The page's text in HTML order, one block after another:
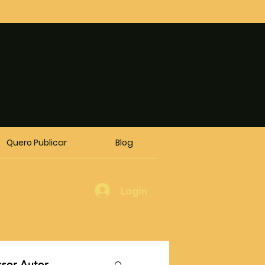
Quero Publicar Blog
Login